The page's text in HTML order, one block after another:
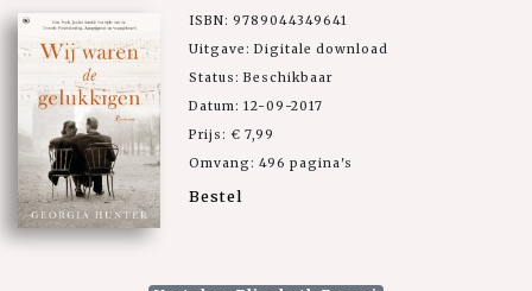
ISBN: 9789044349641
Uitgave: Digitale download
Status: Beschikbaar
Datum: 12-09-2017
Prijs: € 7,99
Omvang: 496 pagina's
Bestel